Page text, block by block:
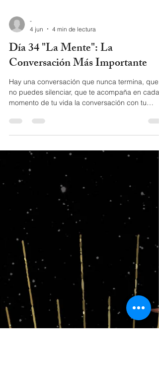
4 jun
4 min de lectura
Día 34 "La Mente": La
Conversación Más Importante
Hay una conversación que nunca termina, que
momento de tu vida la conversación con tu
propia mente. En el Día 34 del universo Orión,
Zawezo te lleva a ese territorio incómodo: el
la máscara, los mecanismos de defensa que
construimos para sobrevivir, y la pregunta que
pocos se atreven a hacerse: ¿Has pasado
de verdad con tu mente? Lyrics of La Mente by
Zawezo La gente hoy en día vive en un mundo
cual ellos han olvida